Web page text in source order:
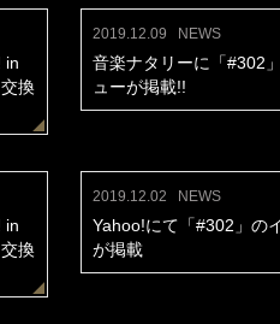
in
換
2019.12.09 NEWS
音楽ナタリーに「#302
ューが掲載!!
in
換
2019.12.02 NEWS
Yahoo!にて「#302」の
が掲載